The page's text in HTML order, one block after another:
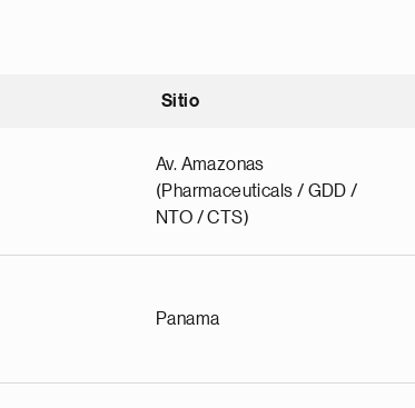
Sitio
Av. Amazonas
(Pharmaceuticals / GDD /
NTO / CTS)
Panama